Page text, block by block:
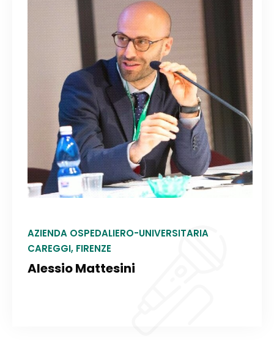
AZIENDA OSPEDALIERO-UNIVERSITARIA
CAREGGI, FIRENZE
Alessio Mattesini